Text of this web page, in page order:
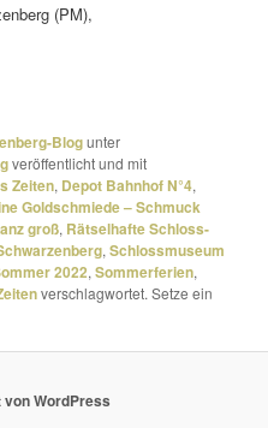
(PM),
Blogunter
veröffentlicht und mit
Zeiten, Depot Bahnhof N°4,
Goldschmiede – Schmuck
groß, Rätselhafte Schloss-
,Schlossmuseum
2022,Sommerferien,
verschlagwortet. Setze ein
WordPress